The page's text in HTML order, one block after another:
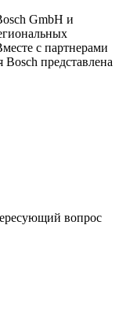
GmbH и
с партнерами
представлена
вопрос